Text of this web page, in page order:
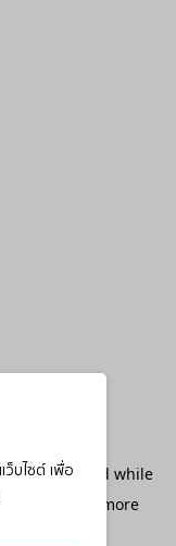
บไซต์ เพื่อ
has occurred while
console
for more